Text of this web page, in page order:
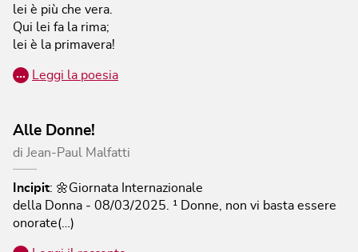
lei è più che vera.
Qui lei fa la rima;
lei è la primavera!
… Leggi la poesia
Alle Donne!
di Jean-Paul Malfatti
Incipit: 🌼Giornata Internazionale
della Donna ‐ 08/03/2025.
¹ Donne, non vi basta essere
onorate(…)